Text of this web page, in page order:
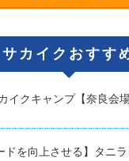
サカイクおすす
イクキャンプ【奈良会場
ドを向上させる】タニ